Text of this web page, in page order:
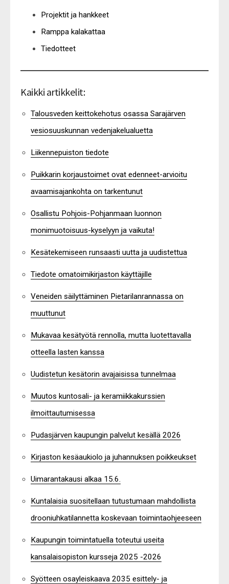
Projektit ja hankkeet
Ramppa kalakattaa
Tiedotteet
Kaikki artikkelit:
Talousveden keittokehotus osassa Sarajärven
vesiosuuskunnan vedenjakelualuetta
Liikennepuiston tiedote
Puikkarin korjaustoimet ovat edenneet-arvioitu
avaamisajankohta on tarkentunut
Osallistu Pohjois-Pohjanmaan luonnon
monimuotoisuus-kyselyyn ja vaikuta!
Kesätekemiseen runsaasti uutta ja uudistettua
Tiedote omatoimikirjaston käyttäjille
Veneiden säilyttäminen Pietarilanrannassa on
muuttunut
Mukavaa kesätyötä rennolla, mutta luotettavalla
otteella lasten kanssa
Uudistetun kesätorin avajaisissa tunnelmaa
Muutos kuntosali- ja keramiikkakurssien
ilmoittautumisessa
Pudasjärven kaupungin palvelut kesällä 2026
Kirjaston kesäaukiolo ja juhannuksen poikkeukset
Uimarantakausi alkaa 15.6.
Kuntalaisia suositellaan tutustumaan mahdollista
drooniuhkatilannetta koskevaan toimintaohjeeseen
Kaupungin toimintatuella toteutui useita
kansalaisopiston kursseja 2025 -2026
Syötteen osayleiskaava 2035 esittely- ja